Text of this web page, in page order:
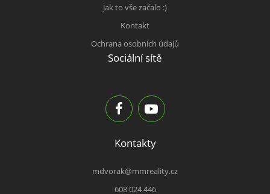
Jak to vše začalo :)
Kontakt
Ochrana osobních údajů
Sociální sítě
Kontakty
mdvorak@mmreality.cz
608 024 446